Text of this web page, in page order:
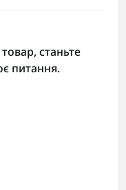
станьте
питання.